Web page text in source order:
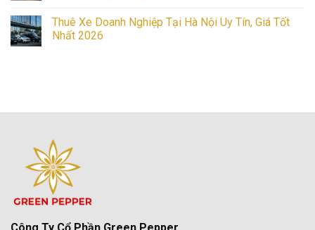
Toàn,
Uy
Tín
Sơn
Từ
Hà
Nhất
on
Bảng
Giá
Nội
2026
|
Đông
Phong
Thuê Xe Doanh Nghiệp Tại Hà Nội Uy Tín, Giá Tốt
Nhất 2026
Tại
Uy
Tín,
Giá
Tốt
Nhất
2026